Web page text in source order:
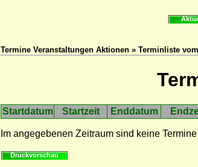
Termine Veranstaltungen Aktionen » Terminliste
Startdatum Startzeit Enddatum
Im angegebenen Zeitraum sind keine
Druckvorschau